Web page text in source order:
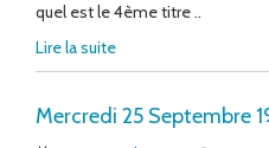
quel est le 4ème titre ..
Lire la suite
Mercredi 25 Septembre